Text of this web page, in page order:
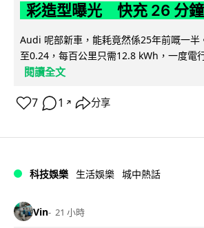
彩造型曝光 快充 26 分
Audi 呢部新車，能耗竟然係25年前嘅一
至0.24，每百公里只需12.8 kWh，一度電
閱讀全文
7 1 ↗ 分享
科技娛樂 生活娛樂 城中熱話
Vin 21 小時